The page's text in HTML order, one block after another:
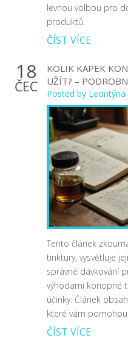
levnou volbou pro
produktů.
ČÍST VÍCE
18
ČEC
KOLIK KAPEK
UŽÍT? –
Posted by Leontýna
Tento článek
tinktury, vysvětluje
správné dávkování
výhodami konopné
účinky. Článek
které vám
ČÍST VÍCE